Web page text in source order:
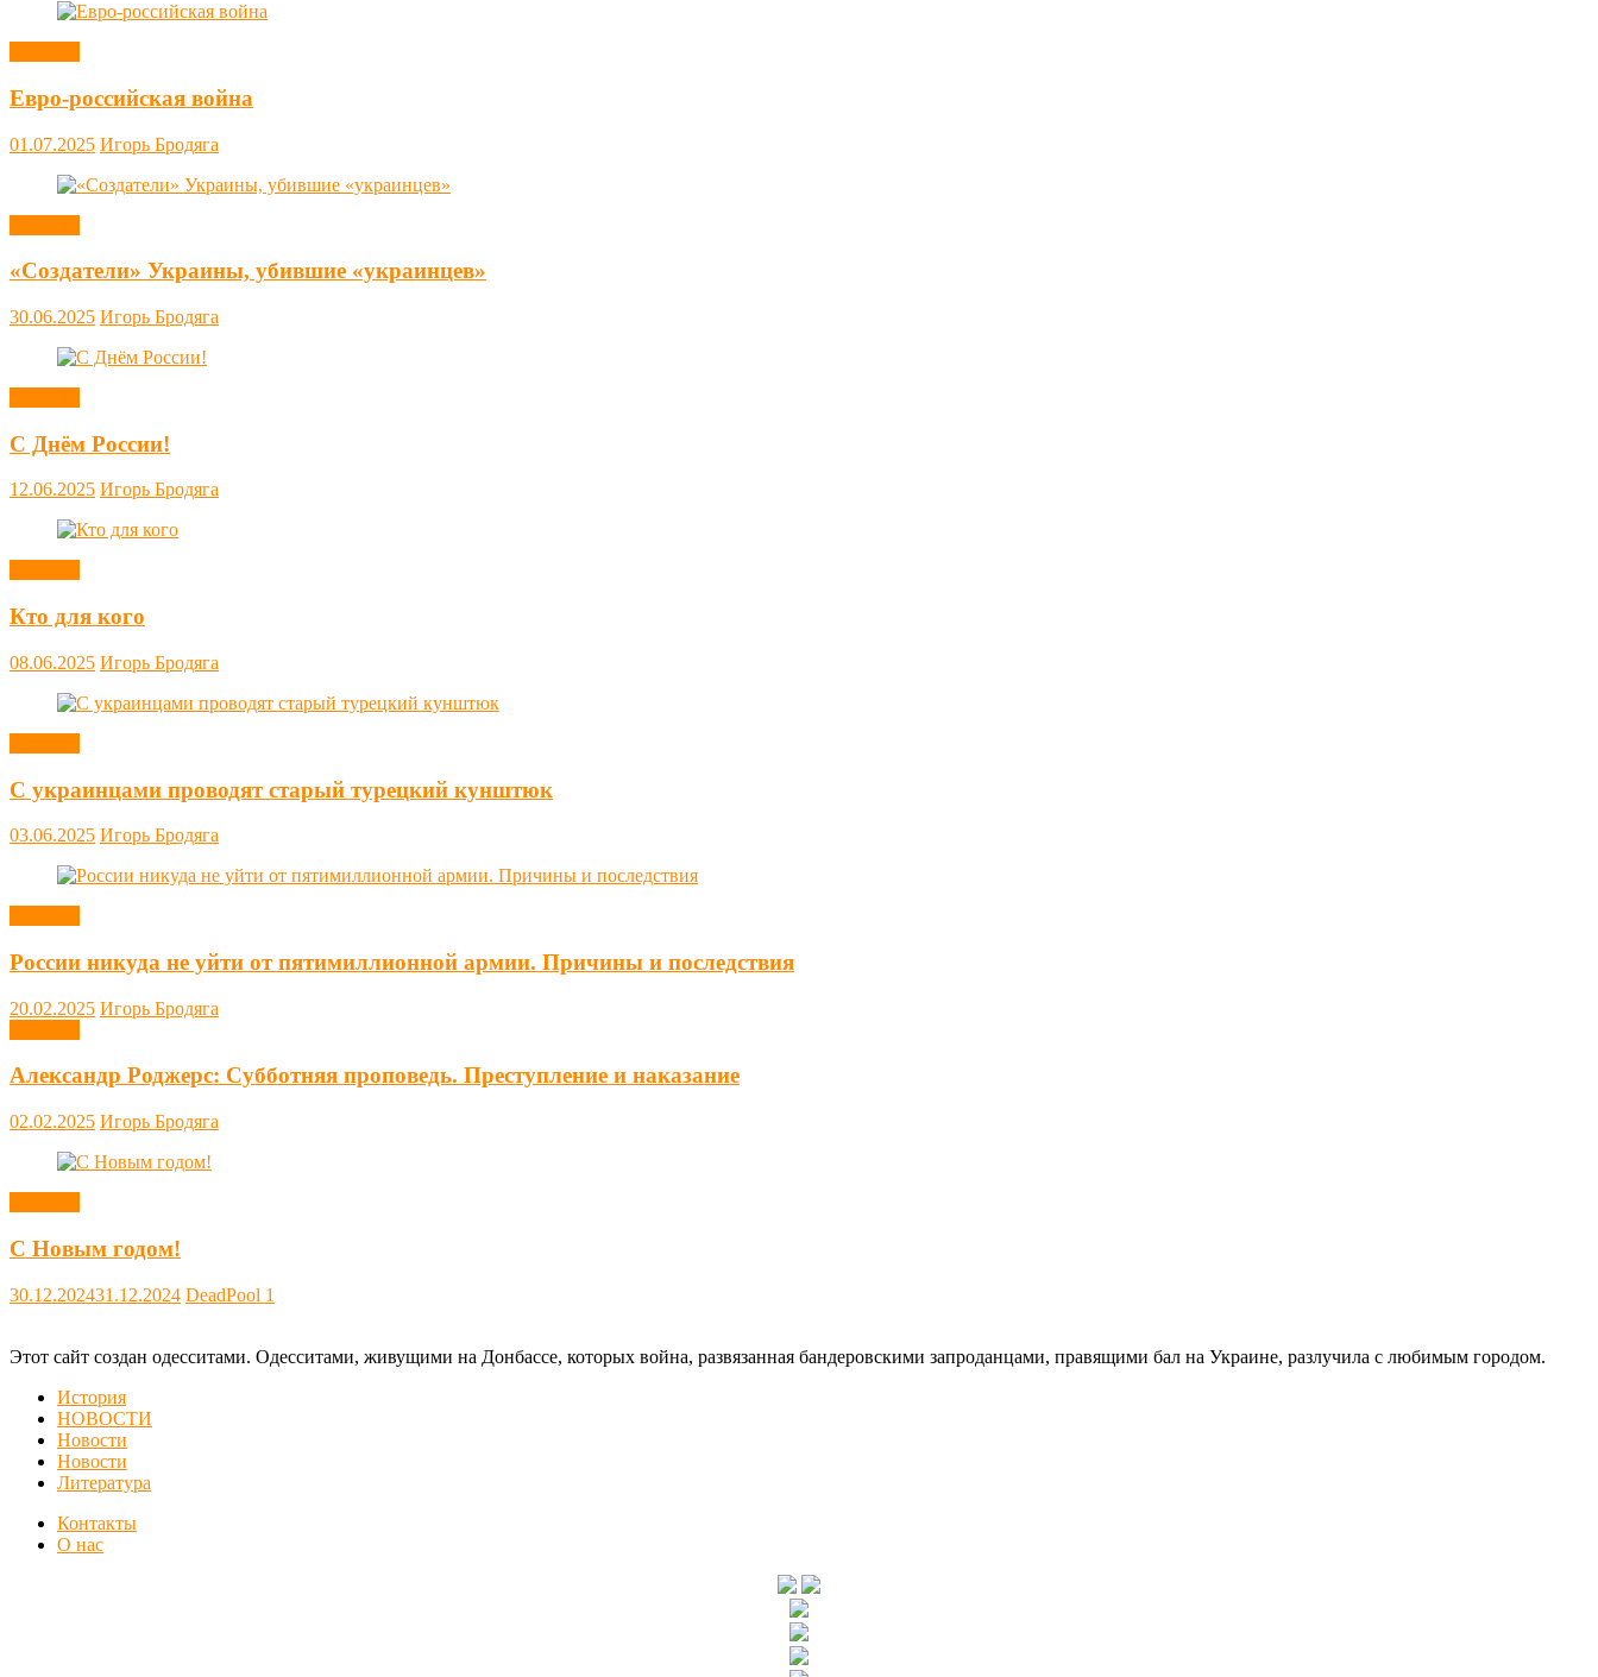
Евро-российская война
01.07.2025 Игорь Бродяга
«Создатели» Украины, убившие «украинцев»
30.06.2025 Игорь Бродяга
С Днём России!
12.06.2025 Игорь Бродяга
Кто для кого
08.06.2025 Игорь Бродяга
С украинцами проводят старый турецкий кунштюк
03.06.2025 Игорь Бродяга
России никуда не уйти от пятимиллионной армии. Причины и последствия
20.02.2025 Игорь Бродяга
Александр Роджерс: Субботняя проповедь. Преступление и наказание
02.02.2025 Игорь Бродяга
С Новым годом!
30.12.202431.12.2024 DeadPool 1
Этот сайт создан одесситами. Одесситами, живущими на Донбассе, которых война, развязанная бандеровскими запроданцами, правящими бал на Украине, разлучила с любимым городом.
История
НОВОСТИ
Новости
Новости
Литература
Контакты
О нас